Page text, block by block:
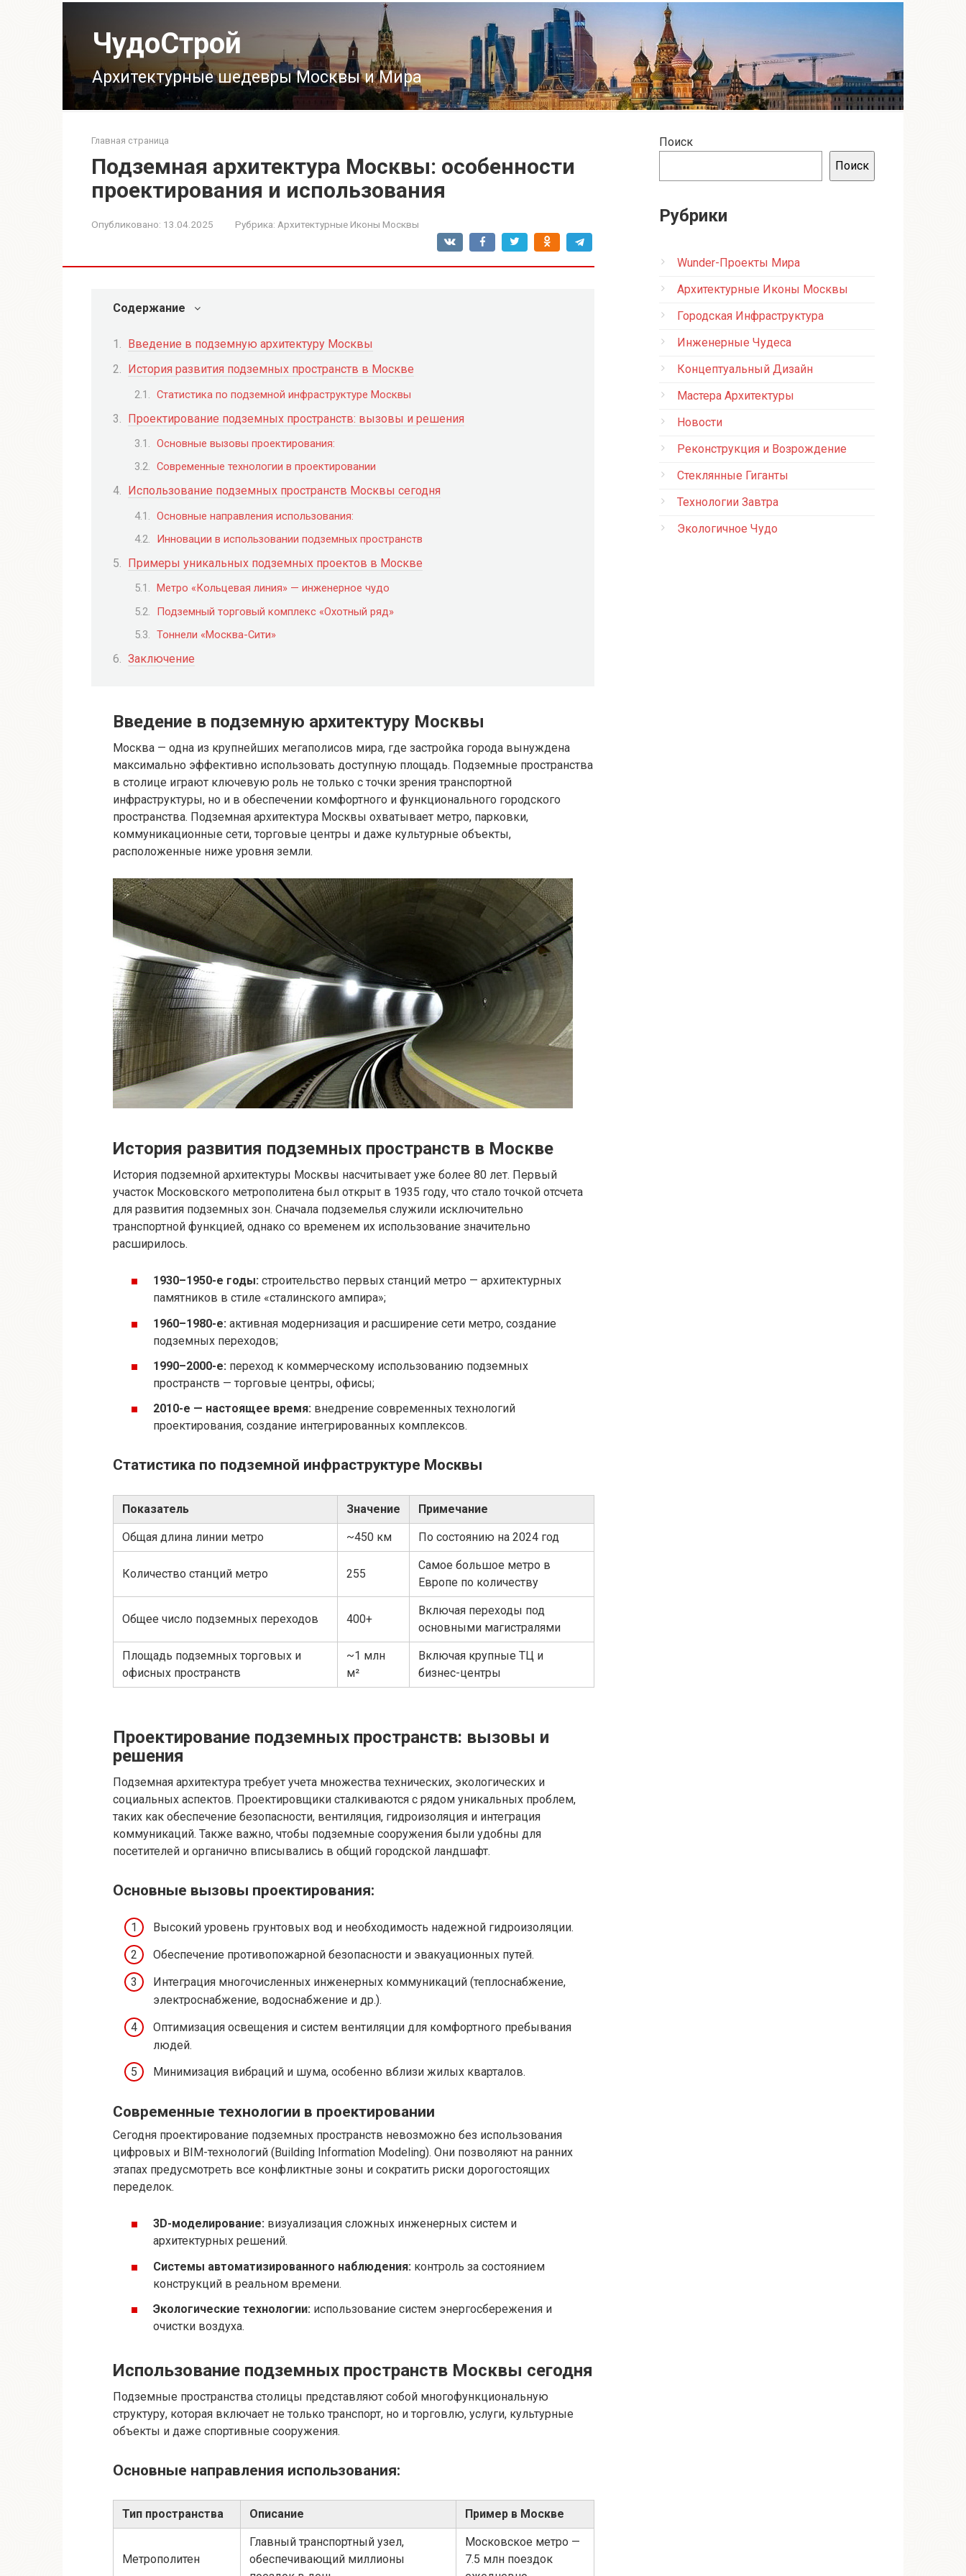
ЧудоСтрой
Архитектурные шедевры Москвы и Мира
Главная страница
Подземная архитектура Москвы: особенности
проектирования и использования
Опубликовано: 13.04.2025 Рубрика: Архитектурные Иконы Москвы
Содержание
Введение в подземную архитектуру Москвы
История развития подземных пространств в Москве
Статистика по подземной инфраструктуре Москвы
Проектирование подземных пространств: вызовы и решения
Основные вызовы проектирования:
Современные технологии в проектировании
Использование подземных пространств Москвы сегодня
Основные направления использования:
Инновации в использовании подземных пространств
Примеры уникальных подземных проектов в Москве
Метро «Кольцевая линия» — инженерное чудо
Подземный торговый комплекс «Охотный ряд»
Тоннели «Москва-Сити»
Заключение
Введение в подземную архитектуру Москвы
Москва — одна из крупнейших мегаполисов мира, где застройка города вынуждена
максимально эффективно использовать доступную площадь. Подземные пространства
в столице играют ключевую роль не только с точки зрения транспортной
инфраструктуры, но и в обеспечении комфортного и функционального городского
пространства. Подземная архитектура Москвы охватывает метро, парковки,
коммуникационные сети, торговые центры и даже культурные объекты,
расположенные ниже уровня земли.
История развития подземных пространств в Москве
История подземной архитектуры Москвы насчитывает уже более 80 лет. Первый
участок Московского метрополитена был открыт в 1935 году, что стало точкой отсчета
для развития подземных зон. Сначала подземелья служили исключительно
транспортной функцией, однако со временем их использование значительно
расширилось.
1930–1950-е годы: строительство первых станций метро — архитектурных
памятников в стиле «сталинского ампира»;
1960–1980-е: активная модернизация и расширение сети метро, создание
подземных переходов;
1990–2000-е: переход к коммерческому использованию подземных
пространств — торговые центры, офисы;
2010-е — настоящее время: внедрение современных технологий
проектирования, создание интегрированных комплексов.
Статистика по подземной инфраструктуре Москвы
Показатель Значение Примечание
Общая длина линии метро ~450 км По состоянию на 2024 год
Количество станций метро 255
Самое большое метро в
Европе по количеству
Общее число подземных переходов 400+
Включая переходы под
основными магистралями
Площадь подземных торговых и
офисных пространств
~1 млн
м²
Включая крупные ТЦ и
бизнес-центры
Проектирование подземных пространств: вызовы и
решения
Подземная архитектура требует учета множества технических, экологических и
социальных аспектов. Проектировщики сталкиваются с рядом уникальных проблем,
таких как обеспечение безопасности, вентиляция, гидроизоляция и интеграция
коммуникаций. Также важно, чтобы подземные сооружения были удобны для
посетителей и органично вписывались в общий городской ландшафт.
Основные вызовы проектирования:
Высокий уровень грунтовых вод и необходимость надежной гидроизоляции.
Обеспечение противопожарной безопасности и эвакуационных путей.
Интеграция многочисленных инженерных коммуникаций (теплоснабжение,
электроснабжение, водоснабжение и др.).
Оптимизация освещения и систем вентиляции для комфортного пребывания
людей.
Минимизация вибраций и шума, особенно вблизи жилых кварталов.
Современные технологии в проектировании
Сегодня проектирование подземных пространств невозможно без использования
цифровых и BIM-технологий (Building Information Modeling). Они позволяют на ранних
этапах предусмотреть все конфликтные зоны и сократить риски дорогостоящих
переделок.
3D-моделирование: визуализация сложных инженерных систем и
архитектурных решений.
Системы автоматизированного наблюдения: контроль за состоянием
конструкций в реальном времени.
Экологические технологии: использование систем энергосбережения и
очистки воздуха.
Использование подземных пространств Москвы сегодня
Подземные пространства столицы представляют собой многофункциональную
структуру, которая включает не только транспорт, но и торговлю, услуги, культурные
объекты и даже спортивные сооружения.
Основные направления использования:
Тип пространства Описание Пример в Москве
Метрополитен
Главный транспортный узел,
обеспечивающий миллионы
Московское метро —
7.5 млн поездок
Поиск
Поиск
Рубрики
Wunder-Проекты Мира
Архитектурные Иконы Москвы
Городская Инфраструктура
Инженерные Чудеса
Концептуальный Дизайн
Мастера Архитектуры
Новости
Реконструкция и Возрождение
Стеклянные Гиганты
Технологии Завтра
Экологичное Чудо